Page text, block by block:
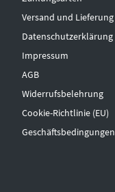
Versand und Lieferung
Datenschutzerklärung
Impressum
AGB
Widerrufsbelehrung
Cookie-Richtlinie (EU)
Geschäftsbedingungen